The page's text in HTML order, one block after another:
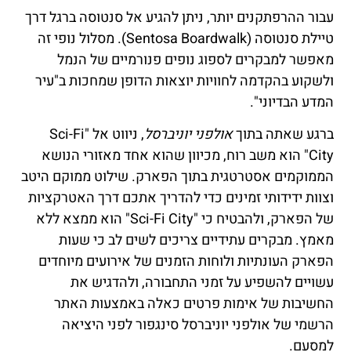
עבור ההרפתקנים יותר, ניתן להגיע אל סנטוסה ברגל דרך
טיילת סנטוסה (Sentosa Boardwalk). מסלול נופי זה
מאפשר למבקרים לספוג נופים פנורמיים של הנמל
ולשקוע בהקדמה לחוויות יוצאות הדופן שמחכות ב"עיר
המדע הבדיוני".
ברגע שאתה בתוךאולפני יוניברסל
, ניווט אל "Sci-Fi
City" הוא משב רוח, מכיוון שהוא אחד מאזורי הנושא
הממוקמים אסטרטגית בתוך הפארק. שילוט ממוקם היטב
וצוות ידידותי זמינים כדי להדריך אתכם דרך האטרקציות
של הפארק, ולהבטיח כי "Sci-Fi City" הוא ממצא ללא
מאמץ. מבקרים עתידיים צריכים לשים לב כי שעות
הפארק העונתיות ולוחות הזמנים של אירועים מיוחדים
עשויים להשפיע על זמני התחבורה, ולהדגיש את
החשיבות של אימות פרטים כאלה באמצעות האתר
הרשמי של אולפני יוניברסל סינגפור לפני היציאה
למסעם.